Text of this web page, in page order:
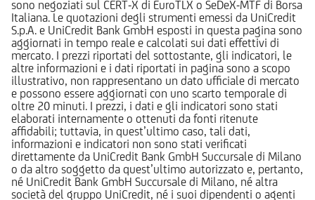
sono negoziati sul CERT-X di EuroTLX o SeDeX-MTF di Borsa
Italiana. Le quotazioni degli strumenti emessi da UniCredit
S.p.A. e UniCredit Bank GmbH esposti in questa pagina sono
aggiornati in tempo reale e calcolati sui dati effettivi di
mercato. I prezzi riportati del sottostante, gli indicatori, le
altre informazioni e i dati riportati in pagina sono a scopo
illustrativo, non rappresentano un dato ufficiale di mercato
e possono essere aggiornati con uno scarto temporale di
oltre 20 minuti. I prezzi, i dati e gli indicatori sono stati
elaborati internamente o ottenuti da fonti ritenute
affidabili; tuttavia, in quest’ultimo caso, tali dati,
informazioni e indicatori non sono stati verificati
direttamente da UniCredit Bank GmbH Succursale di Milano
o da altro soggetto da quest’ultimo autorizzato e, pertanto,
né UniCredit Bank GmbH Succursale di Milano, né altra
società del gruppo UniCredit, né i suoi dipendenti o agenti